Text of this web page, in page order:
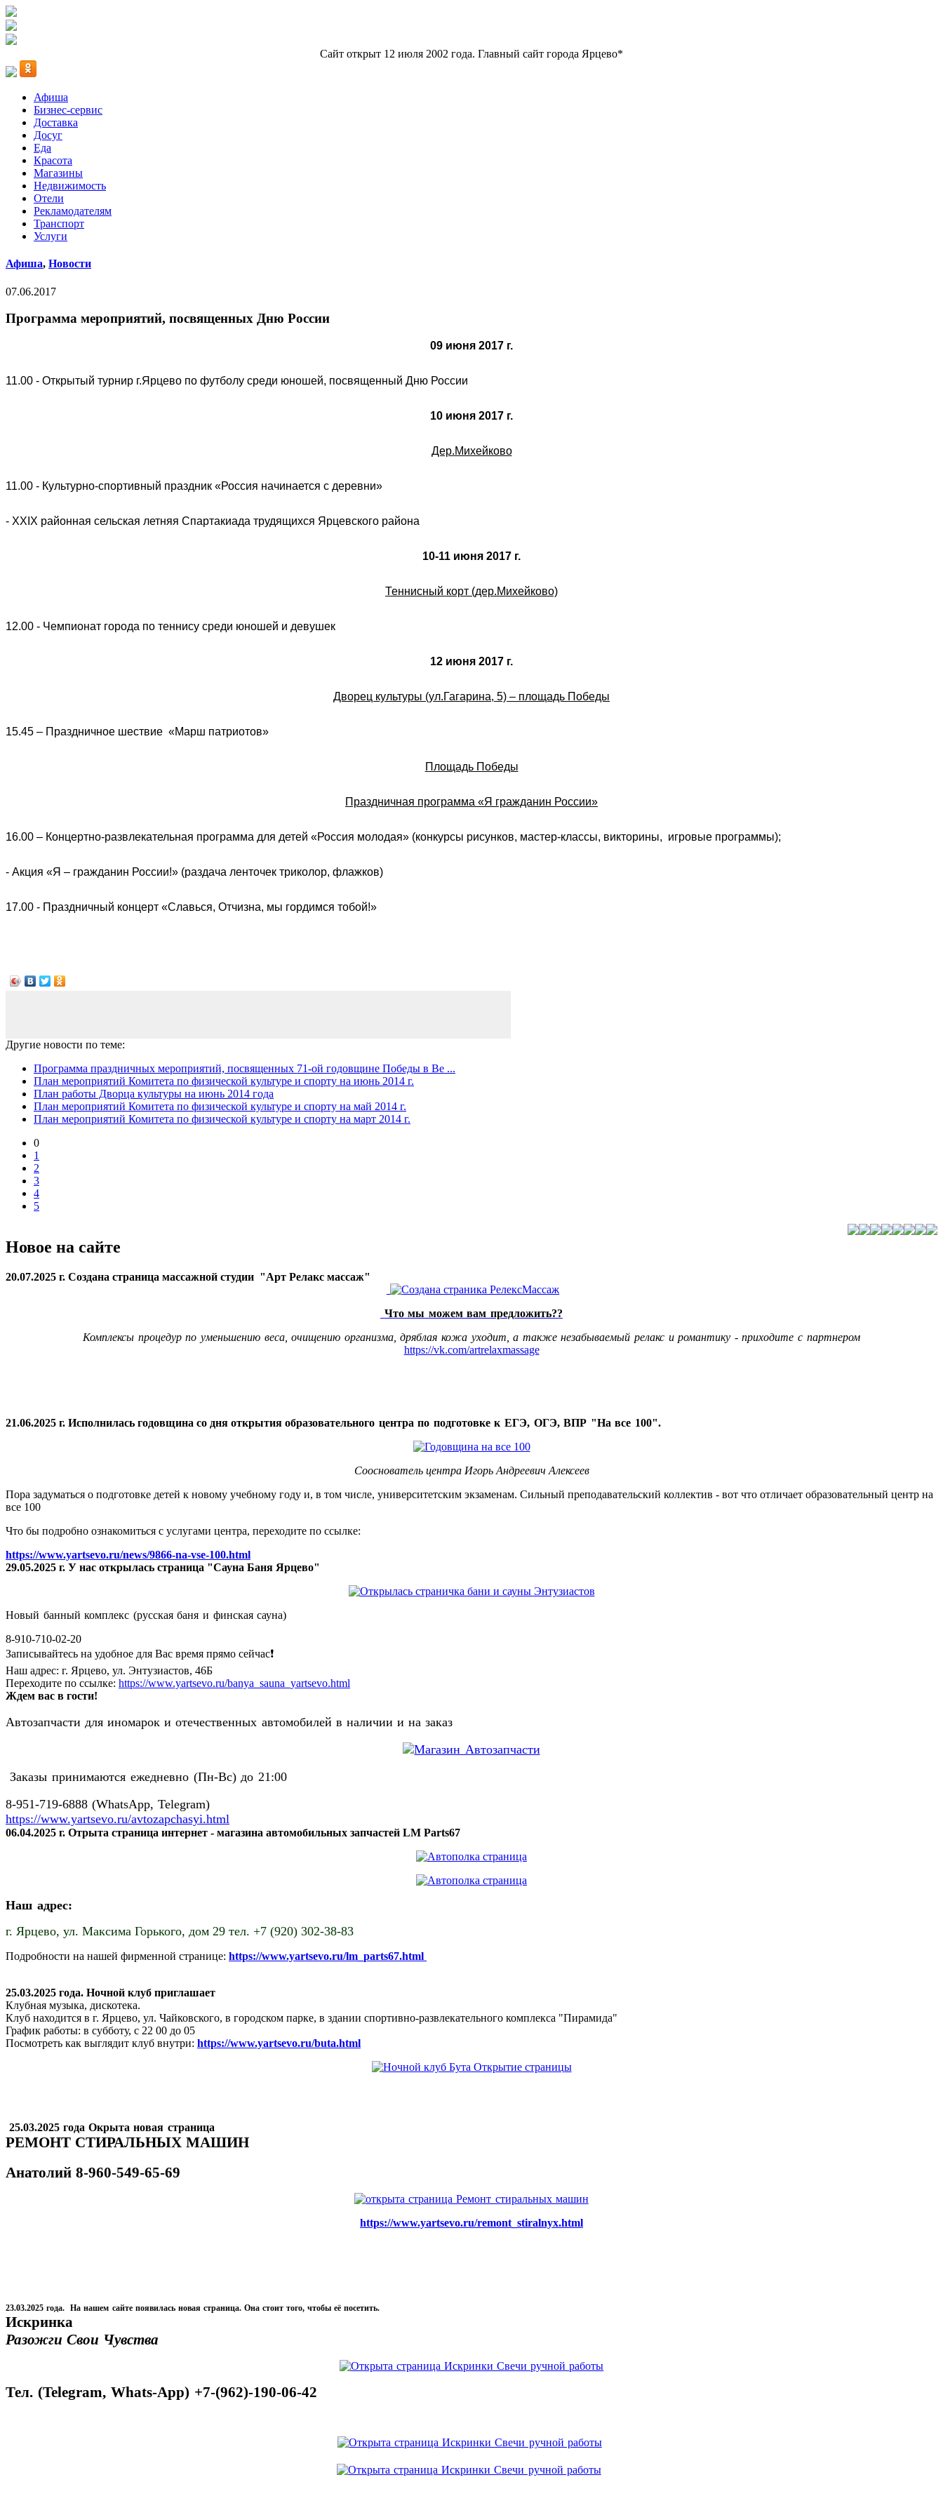
Сайт открыт 12 июля 2002 года. Главный сайт города Ярцево*
Афиша
Бизнес-сервис
Доставка
Досуг
Еда
Красота
Магазины
Недвижимость
Отели
Рекламодателям
Транспорт
Услуги
Афиша, Новости
07.06.2017
Программа мероприятий, посвященных Дню России
09 июня 2017 г.
11.00 - Открытый турнир г.Ярцево по футболу среди юношей, посвященный Дню России
10 июня 2017 г.
Дер.Михейково
11.00 - Культурно-спортивный праздник «Россия начинается с деревни»
- XXIX районная сельская летняя Спартакиада трудящихся Ярцевского района
10-11 июня 2017 г.
Теннисный корт (дер.Михейково)
12.00 - Чемпионат города по теннису среди юношей и девушек
12 июня 2017 г.
Дворец культуры (ул.Гагарина, 5) – площадь Победы
15.45 – Праздничное шествие «Марш патриотов»
Площадь Победы
Праздничная программа «Я гражданин России»
16.00 – Концертно-развлекательная программа для детей «Россия молодая» (конкурсы рисунков, мастер-классы, викторины, игровые программы);
- Акция «Я – гражданин России!» (раздача ленточек триколор, флажков)
17.00 - Праздничный концерт «Славься, Отчизна, мы гордимся тобой!»
Другие новости по теме:
Программа праздничных мероприятий, посвященных 71-ой годовщине Победы в Ве ...
План мероприятий Комитета по физической культуре и спорту на июнь 2014 г.
План работы Дворца культуры на июнь 2014 года
План мероприятий Комитета по физической культуре и спорту на май 2014 г.
План мероприятий Комитета по физической культуре и спорту на март 2014 г.
0
1
2
3
4
5
Новое на сайте
20.07.2025 г. Создана страница массажной студии "Арт Релакс массаж"
Что мы можем вам предложить??
Комплексы процедур по уменьшению веса, очищению организма, дряблая кожа уходит, а также незабываемый релакс и романтику - приходите с партнером
https://vk.com/artrelaxmassage
21.06.2025 г. Исполнилась годовщина со дня открытия образовательного центра по подготовке к ЕГЭ, ОГЭ, ВПР "На все 100".
Сооснователь центра Игорь Андреевич Алексеев
Пора задуматься о подготовке детей к новому учебному году и, в том числе, университетским экзаменам. Сильный преподавательский коллектив - вот что отличает образовательный центр на
все 100
Что бы подробно ознакомиться с услугами центра, переходите по ссылке:
https://www.yartsevo.ru/news/9866-na-vse-100.html
29.05.2025 г. У нас открылась страница "Сауна Баня Ярцево"
Новый банный комплекс (русская баня и финская сауна)
8-910-710-02-20
Записывайтесь на удобное для Вас время прямо сейчас❗️
Наш адрес: г. Ярцево, ул. Энтузиастов, 46Б
Переходите по ссылке: https://www.yartsevo.ru/banya_sauna_yartsevo.html
Ждем вас в гости!
Автозапчасти для иномарок и отечественных автомобилей в наличии и на заказ
Заказы принимаются ежедневно (Пн-Вс) до 21:00
8-951-719-6888 (WhatsApp, Telegram)
https://www.yartsevo.ru/avtozapchasyi.html
06.04.2025 г. Отрыта страница интернет - магазина автомобильных запчастей LM Parts67
Наш адрес:
г. Ярцево, ул. Максима Горького, дом 29 тел. +7 (920) 302-38-83
Подробности на нашей фирменной странице: https://www.yartsevo.ru/lm_parts67.html
25.03.2025 года. Ночной клуб приглашает
Клубная музыка, дискотека.
Клуб находится в г. Ярцево, ул. Чайковского, в городском парке, в здании спортивно-развлекательного комплекса "Пирамида"
График работы: в субботу, с 22 00 до 05
Посмотреть как выглядит клуб внутри: https://www.yartsevo.ru/buta.html
25.03.2025 года Окрыта новая страница
РЕМОНТ СТИРАЛЬНЫХ МАШИН
Анатолий 8-960-549-65-69
https://www.yartsevo.ru/remont_stiralnyx.html
23.03.2025 года. На нашем сайте появилась новая страница. Она стоит того, чтобы её посетить.
Искринка
Разожги Свои Чувства
Тел. (Telegram, Whats-App) +7-(962)-190-06-42